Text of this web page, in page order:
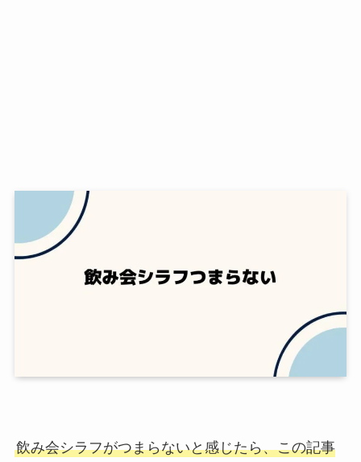
飲み会シラフがつまらないと感じたら、この記事